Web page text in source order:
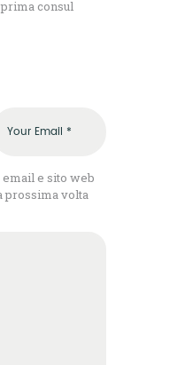
consul
e sito web
prossima volta